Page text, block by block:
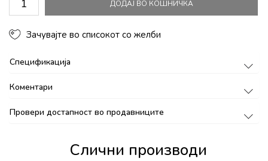
ДОДАЈ ВО КОШНИЧКА
Зачувајте во списокот со желби
Спецификација
Коментари
Провери достапност во продавниците
Слични производи